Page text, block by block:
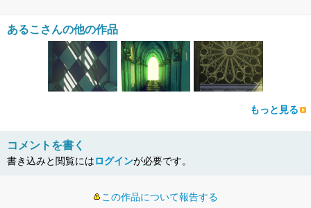
あるこさんの他の作品
もっと見る
コメントを書く
書き込みと閲覧にはログインが必要です。
この作品について報告する